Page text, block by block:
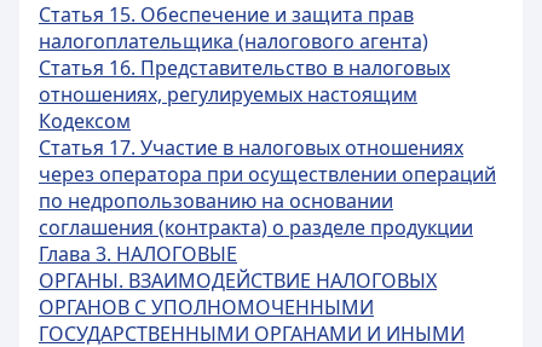
Статья 15. Обеспечение и защита прав
налогоплательщика (налогового агента)
Статья 16. Представительство в налоговых
отношениях, регулируемых настоящим
Кодексом
Статья 17. Участие в налоговых отношениях
через оператора при осуществлении операций
по недропользованию на основании
соглашения (контракта) о разделе продукции
Глава 3. НАЛОГОВЫЕ
ОРГАНЫ. ВЗАИМОДЕЙСТВИЕ НАЛОГОВЫХ
ОРГАНОВ С УПОЛНОМОЧЕННЫМИ
ГОСУДАРСТВЕННЫМИ ОРГАНАМИ И ИНЫМИ